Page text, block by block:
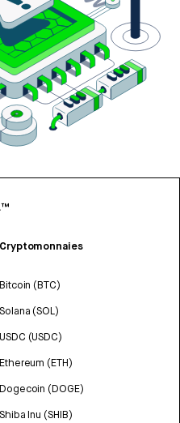
Cryptomonnaies
Bitcoin (BTC)
Solana (SOL)
USDC (USDC)
Ethereum (ETH)
Dogecoin (DOGE)
Shiba Inu (SHIB)